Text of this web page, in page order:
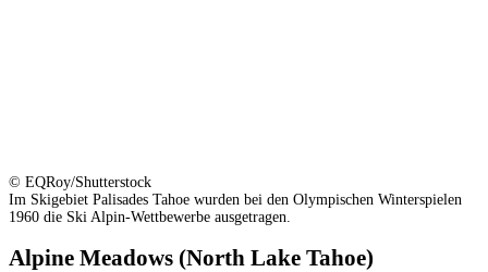
© EQRoy/Shutterstock
Im Skigebiet Palisades Tahoe wurden bei den Olympischen Winterspielen
1960 die Ski Alpin-Wettbewerbe ausgetragen.
Alpine Meadows (North Lake Tahoe)